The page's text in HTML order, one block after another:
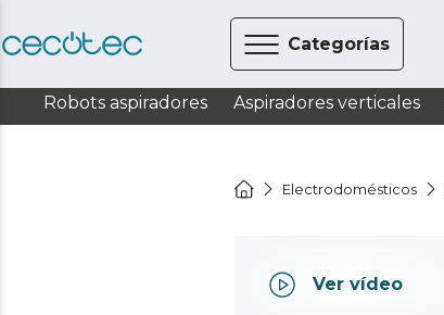
Categorías
Robots aspiradores Aspiradores verticales
Electrodomésticos
Ver vídeo